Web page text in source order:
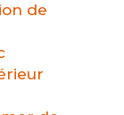
de